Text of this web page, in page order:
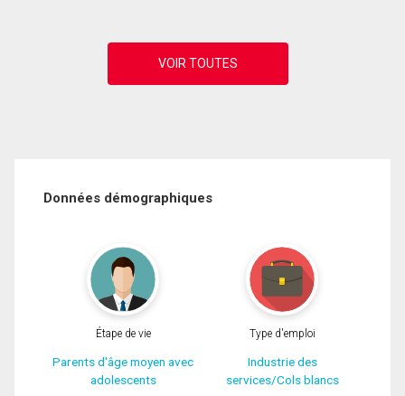
Données démographiques
Étape de vie
Parents d'âge moyen avec
adolescents
Type d'emploi
Industrie des
services/Cols blancs